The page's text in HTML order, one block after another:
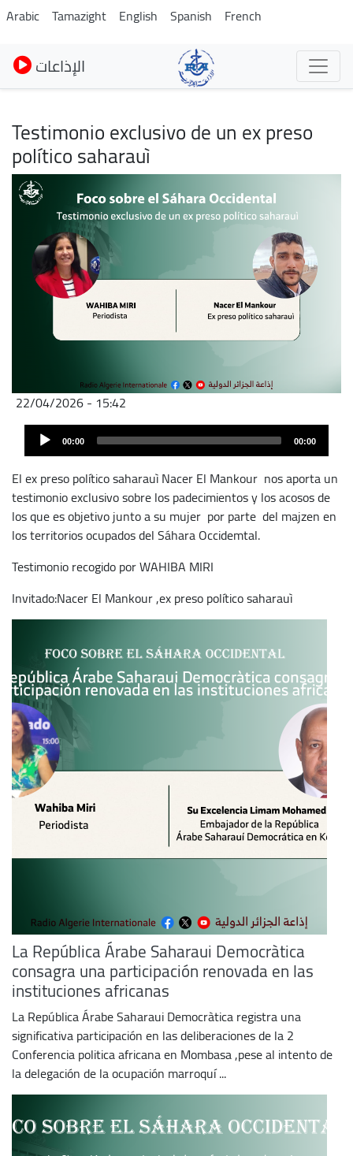
Pasar
al
contenido
principal
Arabic Tamazight English Spanish French
الإذاعات
Testimonio exclusivo de un ex preso
político saharauì
Imagen
22/04/2026 - 15:42
Archivo
audio
Audio
Player 00:00 00:00
El ex preso político saharauì Nacer El Mankour nos aporta un
testimonio exclusivo sobre los padecimientos y los acosos de
los que es objetivo junto a su mujer por parte del majzen en
los territorios ocupados del Sáhara Occidemtal.
Testimonio recogido por WAHIBA MIRI
Invitado:Nacer El Mankour ,ex preso político saharauì
La República Árabe Saharaui Democràtica
consagra una participación renovada en las
instituciones africanas
La República Árabe Saharaui Democràtica registra una
significativa participación en las deliberaciones de la 2
Conferencia politica africana en Mombasa ,pese al intento de
la delegación de la ocupación marroquí ...